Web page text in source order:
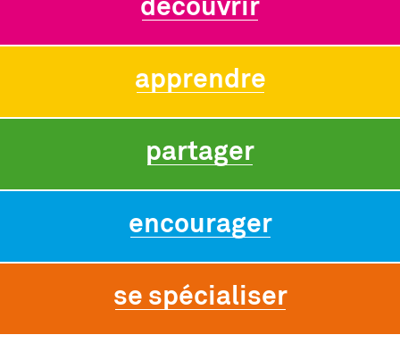
apprendre
partager
encourager
se spécialiser